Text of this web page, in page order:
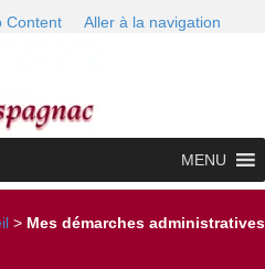
Content Aller à la navigation
MENU
> Mes démarches administratives